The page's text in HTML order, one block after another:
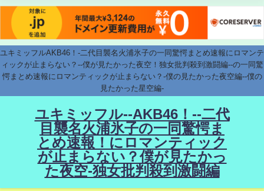
ユキミッフルAKB46！-二代目襲名火浦氷子の一同驚愕まとめ速報にロマンテ
ィックが止まらない？--僕が見たかった夜空！独女批判殺到激闘編--の一同驚
愕まとめ速報にロマンティックが止まらない？-僕の見たかった夜空編--僕の
見たかった星空編-
ユキミッフル--AKB46！--二代
目襲名火浦氷子の一同驚愕ま
とめ速報！にロマンティック
が止まらない？僕が見たかっ
た夜空-独女批判殺到激闘編